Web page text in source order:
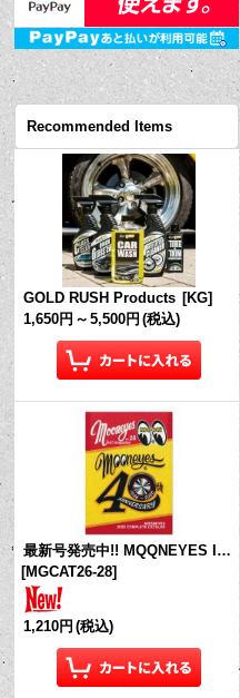
Recommended Items
GOLD RUSH Products [KG]
1,650円 ～ 5,500円 (税込)
最新号発売中!! MQQNEYES International Magazine No.28 2026
[MGCAT26-28]
1,210円 (税込)